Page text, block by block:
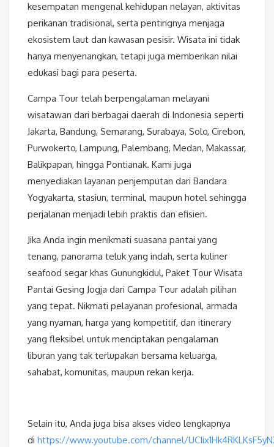
kesempatan mengenal kehidupan nelayan, aktivitas
perikanan tradisional, serta pentingnya menjaga
ekosistem laut dan kawasan pesisir. Wisata ini tidak
hanya menyenangkan, tetapi juga memberikan nilai
edukasi bagi para peserta.
Campa Tour telah berpengalaman melayani
wisatawan dari berbagai daerah di Indonesia seperti
Jakarta, Bandung, Semarang, Surabaya, Solo, Cirebon,
Purwokerto, Lampung, Palembang, Medan, Makassar,
Balikpapan, hingga Pontianak. Kami juga
menyediakan layanan penjemputan dari Bandara
Yogyakarta, stasiun, terminal, maupun hotel sehingga
perjalanan menjadi lebih praktis dan efisien.
Jika Anda ingin menikmati suasana pantai yang
tenang, panorama teluk yang indah, serta kuliner
seafood segar khas Gunungkidul, Paket Tour Wisata
Pantai Gesing Jogja dari Campa Tour adalah pilihan
yang tepat. Nikmati pelayanan profesional, armada
yang nyaman, harga yang kompetitif, dan itinerary
yang fleksibel untuk menciptakan pengalaman
liburan yang tak terlupakan bersama keluarga,
sahabat, komunitas, maupun rekan kerja.
Selain itu, Anda juga bisa akses video lengkapnya
di https://www.youtube.com/channel/